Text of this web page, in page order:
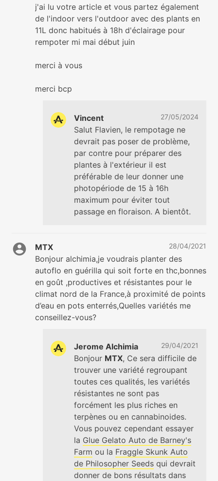
j'ai lu votre article et vous partez également
de l'indoor vers l'outdoor avec des plants en
11L donc habitués à 18h d'éclairage pour
rempoter mi mai début juin
merci à vous
merci bcp
Vincent 27/05/2024
Salut Flavien, le rempotage ne
devrait pas poser de problème,
par contre pour préparer des
plantes à l'extérieur il est
préférable de leur donner une
photopériode de 15 à 16h
maximum pour éviter tout
passage en floraison. A bientôt.
MTX 28/04/2021
Bonjour alchimia,je voudrais planter des
autoflo en guérilla qui soit forte en thc,bonnes
en goût ,productives et résistantes pour le
climat nord de la France,à proximité de points
d’eau en pots enterrés,Quelles variétés me
conseillez-vous?
Jerome Alchimia 29/04/2021
Bonjour MTX, Ce sera difficile de
trouver une variété regroupant
toutes ces qualités, les variétés
résistantes ne sont pas
forcément les plus riches en
terpènes ou en cannabinoides.
Vous pouvez cependant essayer
la Glue Gelato Auto de Barney's
Farm ou la Fraggle Skunk Auto
de Philosopher Seeds qui devrait
donner de bons résultats dans